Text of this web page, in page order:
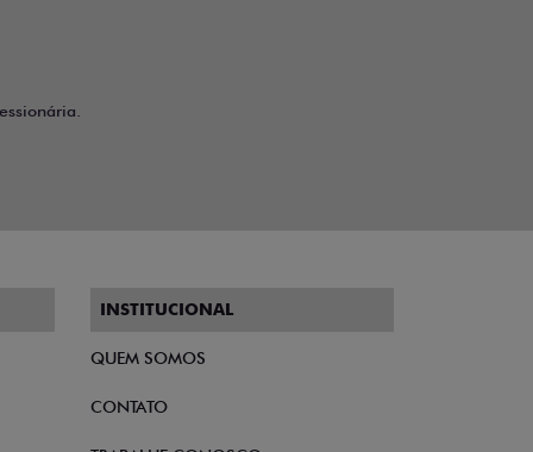
INSTITUCIONAL
QUEM SOMOS
CONTATO